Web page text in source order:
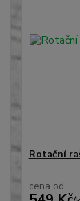
Rotační
cena od